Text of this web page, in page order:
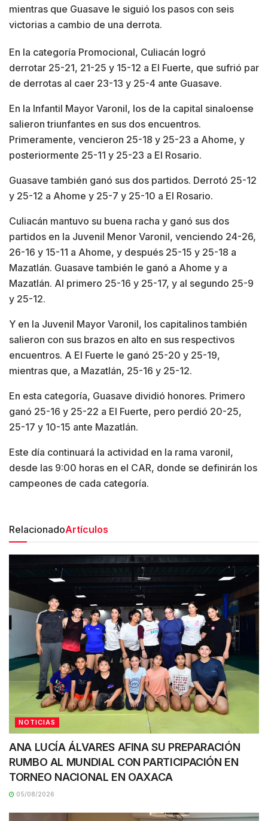
mientras que Guasave le siguió los pasos con seis
victorias a cambio de una derrota.
En la categoría Promocional, Culiacán logró
derrotar 25-21, 21-25 y 15-12 a El Fuerte, que sufrió par
de derrotas al caer 23-13 y 25-4 ante Guasave.
En la Infantil Mayor Varonil, los de la capital sinaloense
salieron triunfantes en sus dos encuentros.
Primeramente, vencieron 25-18 y 25-23 a Ahome, y
posteriormente 25-11 y 25-23 a El Rosario.
Guasave también ganó sus dos partidos. Derrotó 25-12
y 25-12 a Ahome y 25-7 y 25-10 a El Rosario.
Culiacán mantuvo su buena racha y ganó sus dos
partidos en la Juvenil Menor Varonil, venciendo 24-26,
26-16 y 15-11 a Ahome, y después 25-15 y 25-18 a
Mazatlán. Guasave también le ganó a Ahome y a
Mazatlán. Al primero 25-16 y 25-17, y al segundo 25-9
y 25-12.
Y en la Juvenil Mayor Varonil, los capitalinos también
salieron con sus brazos en alto en sus respectivos
encuentros. A El Fuerte le ganó 25-20 y 25-19,
mientras que, a Mazatlán, 25-16 y 25-12.
En esta categoría, Guasave dividió honores. Primero
ganó 25-16 y 25-22 a El Fuerte, pero perdió 20-25,
25-17 y 10-15 ante Mazatlán.
Este día continuará la actividad en la rama varonil,
desde las 9:00 horas en el CAR, donde se definirán los
campeones de cada categoría.
RelacionadoArtículos
NOTICIAS
ANA LUCÍA ÁLVARES AFINA SU PREPARACIÓN
RUMBO AL MUNDIAL CON PARTICIPACIÓN EN
TORNEO NACIONAL EN OAXACA
05/08/2026